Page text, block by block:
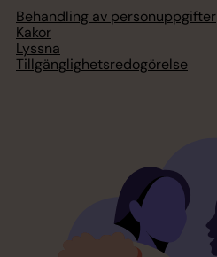
Behandling av personuppgifter
Kakor
Lyssna
Tillgänglighetsredogörelse